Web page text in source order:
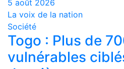
5 août 2026
La voix de la nation
Société
Togo : Plus de
vulnérables